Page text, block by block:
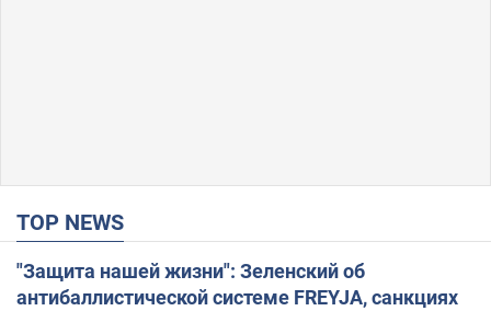
TOP NEWS
"Защита нашей жизни": Зеленский об
антибаллистической системе FREYJA, санкциях